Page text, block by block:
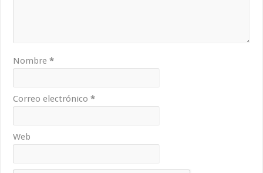
Nombre*
Correo electrónico*
Web